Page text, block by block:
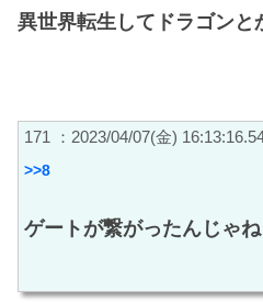
異世界転生してドラゴンと
171 ：2023/04/07(金)
>>8
ゲートが繋がったんじゃね